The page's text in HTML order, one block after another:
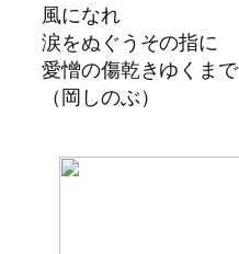
風になれ
涙をぬぐうその指に
愛憎の傷乾きゆくまで
（岡しのぶ）